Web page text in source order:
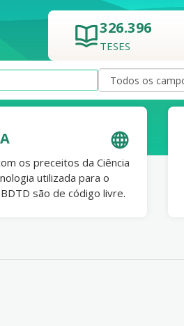
326.396
TESES
os preceitos da Ciência
utilizada para o
são de código livre.